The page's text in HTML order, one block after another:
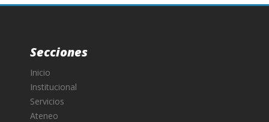
Secciones
Inicio
Institucional
Servicios
Ateneo